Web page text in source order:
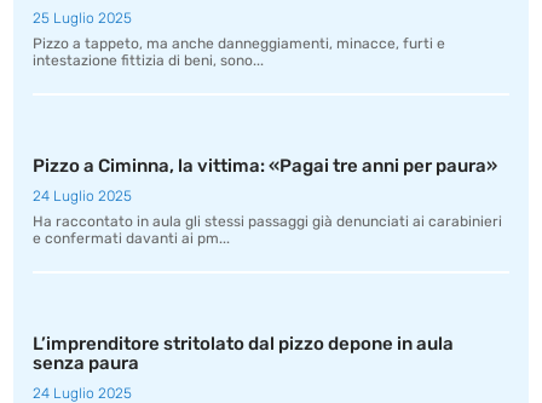
25 Luglio 2025
Pizzo a tappeto, ma anche danneggiamenti, minacce, furti e
intestazione fittizia di beni, sono...
Pizzo a Ciminna, la vittima: «Pagai tre anni per paura»
24 Luglio 2025
Ha raccontato in aula gli stessi passaggi già denunciati ai carabinieri
e confermati davanti ai pm...
L’imprenditore stritolato dal pizzo depone in aula
senza paura
24 Luglio 2025